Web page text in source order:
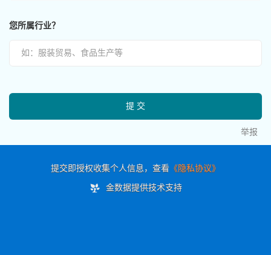
您所属行业？
提交
举报
提交即授权收集个人信息，查看 《隐私协议》
金数据提供技术支持